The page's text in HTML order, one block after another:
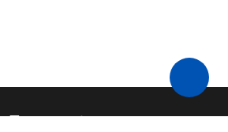
Transports